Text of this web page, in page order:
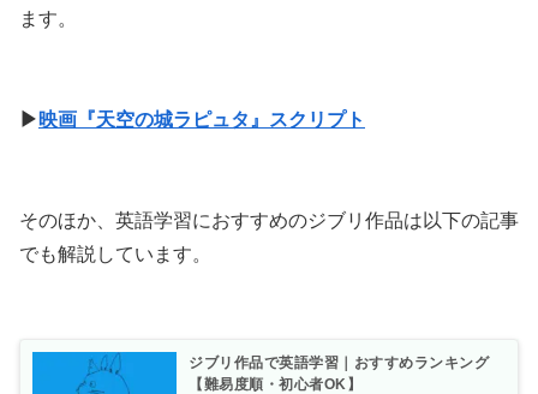
ます。
▶ 映画『天空の城ラピュタ』スクリプト
そのほか、英語学習におすすめのジブリ作品は以下の記事
でも解説しています。
ジブリ作品で英語学習｜おすすめランキング
【難易度順・初心者OK】